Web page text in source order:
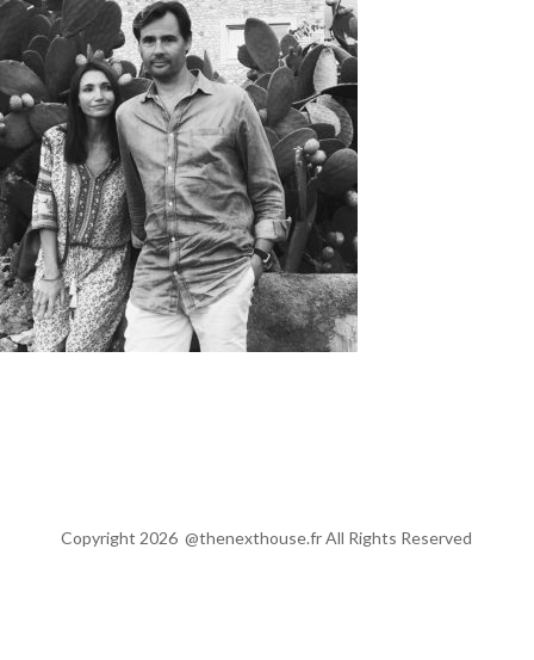
Copyright 2026 @thenexthouse.fr All Rights Reserved